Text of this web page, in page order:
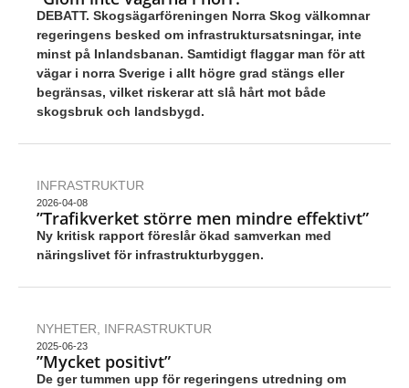
DEBATT. Skogsägarföreningen Norra Skog välkomnar
regeringens besked om infrastruktursatsningar, inte
minst på Inlandsbanan. Samtidigt flaggar man för att
vägar i norra Sverige i allt högre grad stängs eller
begränsas, vilket riskerar att slå hårt mot både
skogsbruk och landsbygd.
INFRASTRUKTUR
2026-04-08
”Trafikverket större men mindre effektivt”
Ny kritisk rapport föreslår ökad samverkan med
näringslivet för infrastrukturbyggen.
NYHETER, INFRASTRUKTUR
2025-06-23
”Mycket positivt”
De ger tummen upp för regeringens utredning om